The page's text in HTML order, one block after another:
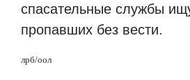
спасательные службы
пропавших без вести.
лрб/оол